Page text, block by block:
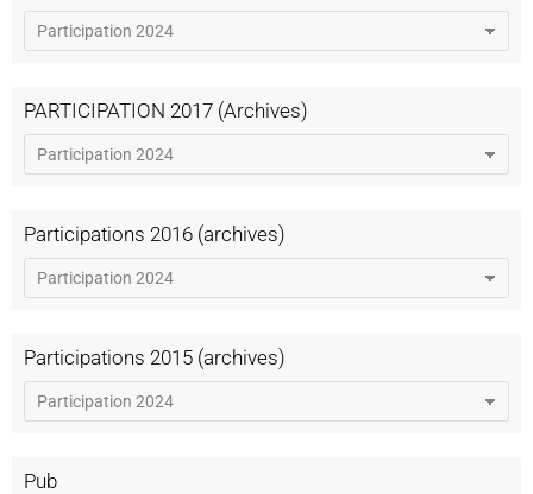
PARTICIPATION 2017 (Archives)
Participations 2016 (archives)
Participations 2015 (archives)
Pub